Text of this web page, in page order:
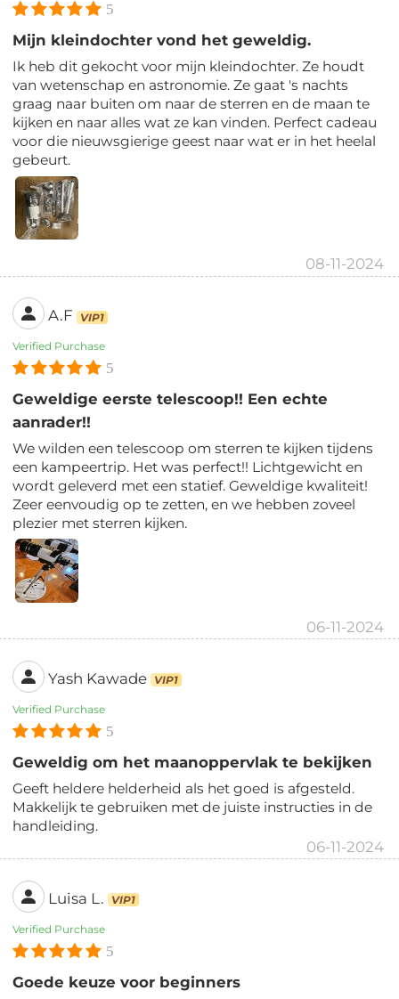
5
Mijn kleindochter vond het geweldig.
Ik heb dit gekocht voor mijn kleindochter. Ze houdt
van wetenschap en astronomie. Ze gaat 's nachts
graag naar buiten om naar de sterren en de maan te
kijken en naar alles wat ze kan vinden. Perfect cadeau
voor die nieuwsgierige geest naar wat er in het heelal
gebeurt.
08-11-2024
A.F VIP1
Verified Purchase
5
Geweldige eerste telescoop!! Een echte
aanrader!!
We wilden een telescoop om sterren te kijken tijdens
een kampeertrip. Het was perfect!! Lichtgewicht en
wordt geleverd met een statief. Geweldige kwaliteit!
Zeer eenvoudig op te zetten, en we hebben zoveel
plezier met sterren kijken.
06-11-2024
Yash Kawade VIP1
Verified Purchase
5
Geweldig om het maanoppervlak te bekijken
Geeft heldere helderheid als het goed is afgesteld.
Makkelijk te gebruiken met de juiste instructies in de
handleiding.
06-11-2024
Luisa L. VIP1
Verified Purchase
5
Goede keuze voor beginners